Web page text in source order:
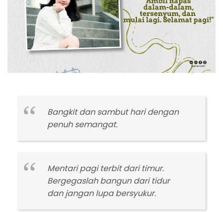
Bangkit dan sambut hari dengan
penuh semangat.
Mentari pagi terbit dari timur.
Bergegaslah bangun dari tidur
dan jangan lupa bersyukur.